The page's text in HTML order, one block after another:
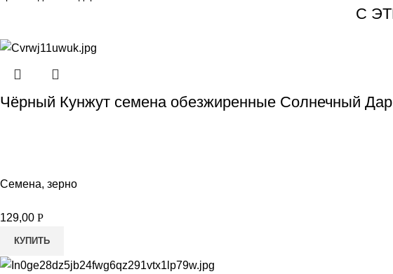
С
Чёрный Кунжут семена обезжиренные Солнечный Дар
Семена, зерно
129,00 Р
КУПИТЬ